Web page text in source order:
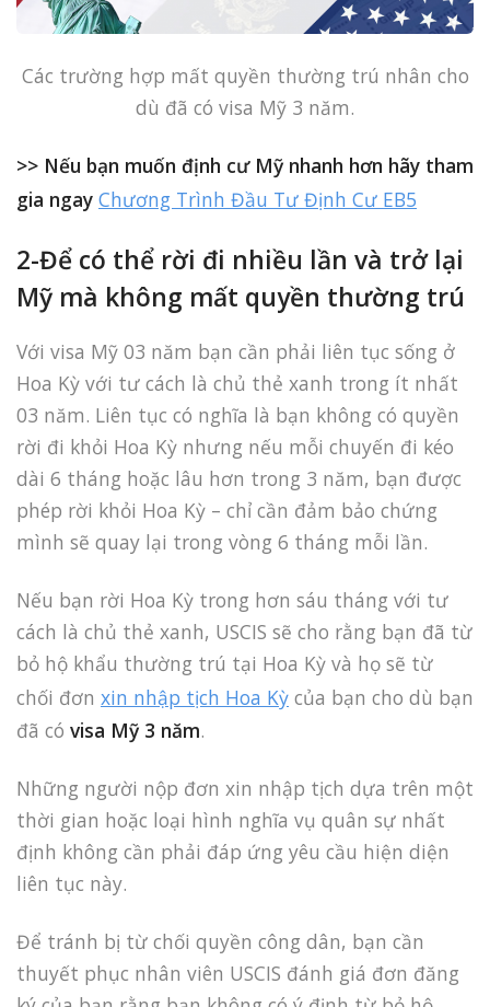
Các trường hợp mất quyền thường trú nhân cho
dù đã có visa Mỹ 3 năm.
>> Nếu bạn muốn định cư Mỹ nhanh hơn hãy tham
gia ngay Chương Trình Đầu Tư Định Cư EB5
2-Để có thể rời đi nhiều lần và trở lại
Mỹ mà không mất quyền thường trú
Với visa Mỹ 03 năm bạn cần phải liên tục sống ở
Hoa Kỳ với tư cách là chủ thẻ xanh trong ít nhất
03 năm. Liên tục có nghĩa là bạn không có quyền
rời đi khỏi Hoa Kỳ nhưng nếu mỗi chuyến đi kéo
dài 6 tháng hoặc lâu hơn trong 3 năm, bạn được
phép rời khỏi Hoa Kỳ – chỉ cần đảm bảo chứng
mình sẽ quay lại trong vòng 6 tháng mỗi lần.
Nếu bạn rời Hoa Kỳ trong hơn sáu tháng với tư
cách là chủ thẻ xanh, USCIS sẽ cho rằng bạn đã từ
bỏ hộ khẩu thường trú tại Hoa Kỳ và họ sẽ từ
chối đơn xin nhập tịch Hoa Kỳ của bạn cho dù bạn
đã có visa Mỹ 3 năm.
Những người nộp đơn xin nhập tịch dựa trên một
thời gian hoặc loại hình nghĩa vụ quân sự nhất
định không cần phải đáp ứng yêu cầu hiện diện
liên tục này.
Để tránh bị từ chối quyền công dân, bạn cần
thuyết phục nhân viên USCIS đánh giá đơn đăng